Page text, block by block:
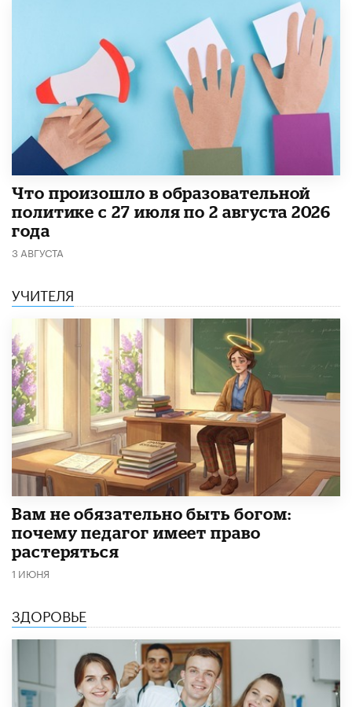
​Что произошло в образовательной
политике с 27 июля по 2 августа 2026
года
3 АВГУСТА
УЧИТЕЛЯ
​Вам не обязательно быть богом:
почему педагог имеет право
растеряться
1 ИЮНЯ
ЗДОРОВЬЕ